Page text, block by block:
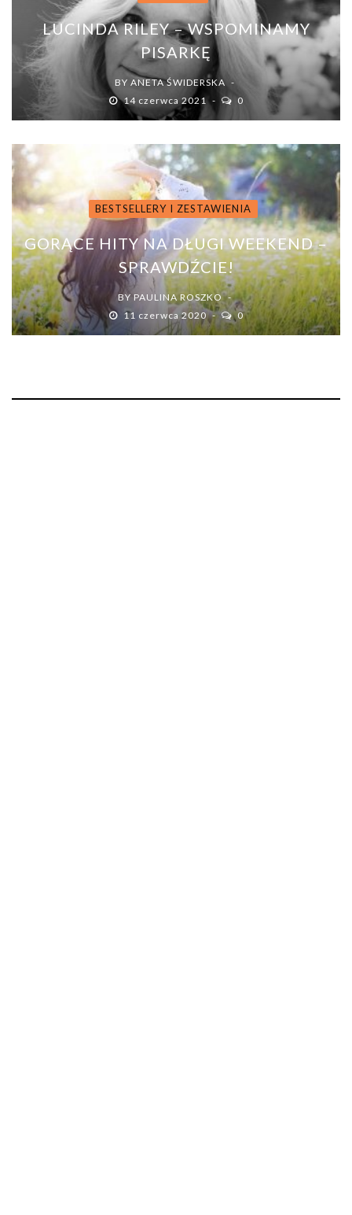
LUCINDA RILEY – WSPOMINAMY
PISARKĘ
BY ANETA ŚWIDERSKA
14 czerwca 2021
0
BESTSELLERY I ZESTAWIENIA
GORĄCE HITY NA DŁUGI WEEKEND –
SPRAWDŹCIE!
BY PAULINA ROSZKO
11 czerwca 2020
0